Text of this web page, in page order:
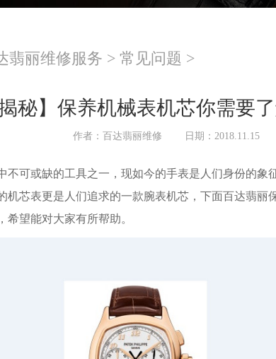
翡丽维修服务 > 常见问题 >
揭秘】保养机械表机芯你需要
作者：百达翡丽维修 日期：2018.11.15
可或缺的工具之一，现如今的手表是人们身份的象
机芯表更是人们追求的一款腕表机芯，下面百达翡丽
希望能对大家有所帮助。